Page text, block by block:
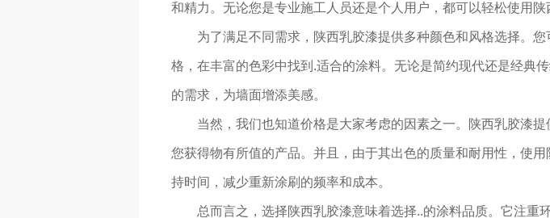
和精力。无论您是专业施工人员还是个人用户，都可以轻松使用陕
为了满足不同需求，陕西乳胶漆提供多种颜色和风格选择。
格，在丰富的色彩中找到.适合的涂料。无论是简约现代还是经典
的需求，为墙面增添美感。
当然，我们也知道价格是大家考虑的因素之一。陕西乳胶漆
您获得物有所值的产品。并且，由于其出色的质量和耐用性，使
持时间，减少重新涂刷的频率和成本。
总而言之，选择陕西乳胶漆意味着选择..的涂料品质。它注重